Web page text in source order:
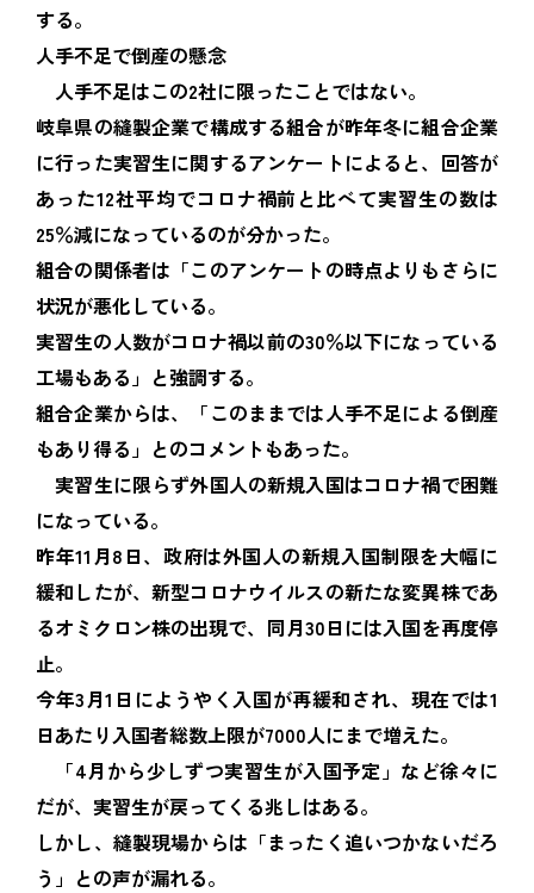
する。
人手不足で倒産の懸念
人手不足はこの2社に限ったことではない。
岐阜県の縫製企業で構成する組合が昨年冬に組合企業
に行った実習生に関するアンケートによると、回答が
あった12社平均でコロナ禍前と比べて実習生の数は
25％減になっているのが分かった。
組合の関係者は「このアンケートの時点よりもさらに
状況が悪化している。
実習生の人数がコロナ禍以前の30％以下になっている
工場もある」と強調する。
組合企業からは、「このままでは人手不足による倒産
もあり得る」とのコメントもあった。
実習生に限らず外国人の新規入国はコロナ禍で困難
になっている。
昨年11月8日、政府は外国人の新規入国制限を大幅に
緩和したが、新型コロナウイルスの新たな変異株であ
るオミクロン株の出現で、同月30日には入国を再度停
止。
今年3月1日にようやく入国が再緩和され、現在では1
日あたり入国者総数上限が7000人にまで増えた。
「4月から少しずつ実習生が入国予定」など徐々に
だが、実習生が戻ってくる兆しはある。
しかし、縫製現場からは「まったく追いつかないだろ
う」との声が漏れる。